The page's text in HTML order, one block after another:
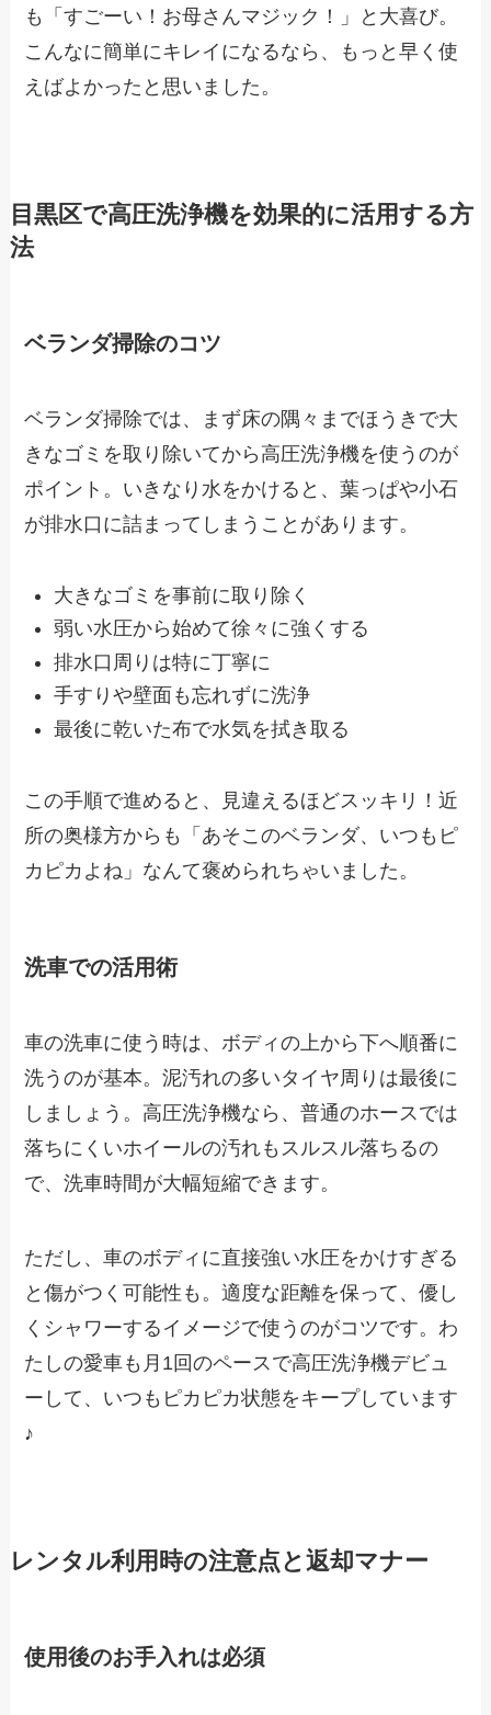
も「すごーい！お母さんマジック！」と大喜び。
こんなに簡単にキレイになるなら、もっと早く使
えばよかったと思いました。
目黒区で高圧洗浄機を効果的に活用する方
法
ベランダ掃除のコツ
ベランダ掃除では、まず床の隅々までほうきで大
きなゴミを取り除いてから高圧洗浄機を使うのが
ポイント。いきなり水をかけると、葉っぱや小石
が排水口に詰まってしまうことがあります。
大きなゴミを事前に取り除く
弱い水圧から始めて徐々に強くする
排水口周りは特に丁寧に
手すりや壁面も忘れずに洗浄
最後に乾いた布で水気を拭き取る
この手順で進めると、見違えるほどスッキリ！近
所の奥様方からも「あそこのベランダ、いつもピ
カピカよね」なんて褒められちゃいました。
洗車での活用術
車の洗車に使う時は、ボディの上から下へ順番に
洗うのが基本。泥汚れの多いタイヤ周りは最後に
しましょう。高圧洗浄機なら、普通のホースでは
落ちにくいホイールの汚れもスルスル落ちるの
で、洗車時間が大幅短縮できます。
ただし、車のボディに直接強い水圧をかけすぎる
と傷がつく可能性も。適度な距離を保って、優し
くシャワーするイメージで使うのがコツです。わ
たしの愛車も月1回のペースで高圧洗浄機デビュ
ーして、いつもピカピカ状態をキープしています
♪
レンタル利用時の注意点と返却マナー
使用後のお手入れは必須